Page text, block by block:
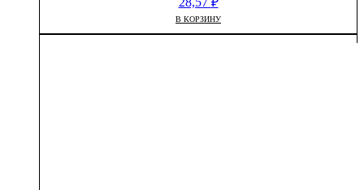
В КОРЗИНУ